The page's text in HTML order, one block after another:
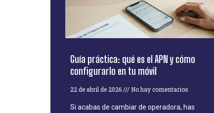
Guía práctica: qué es el APN y cómo
configurarlo en tu móvil
22 de abril de 2026 No hay comentarios
Si acabas de cambiar de operadora, has